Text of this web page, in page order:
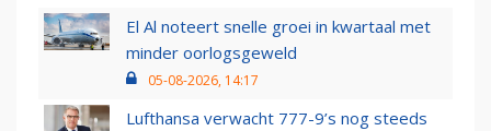
El Al noteert snelle groei in kwartaal met
minder oorlogsgeweld
05-08-2026, 14:17
Lufthansa verwacht 777-9’s nog steeds